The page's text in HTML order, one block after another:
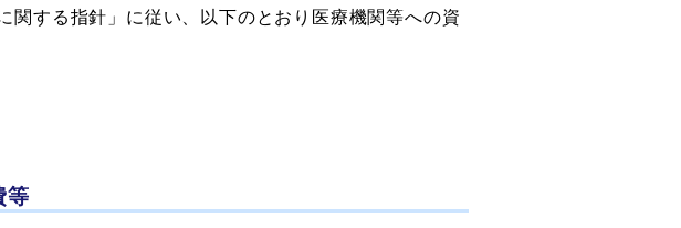
関する指針」に従い、以下のとおり医療機関等への資
等